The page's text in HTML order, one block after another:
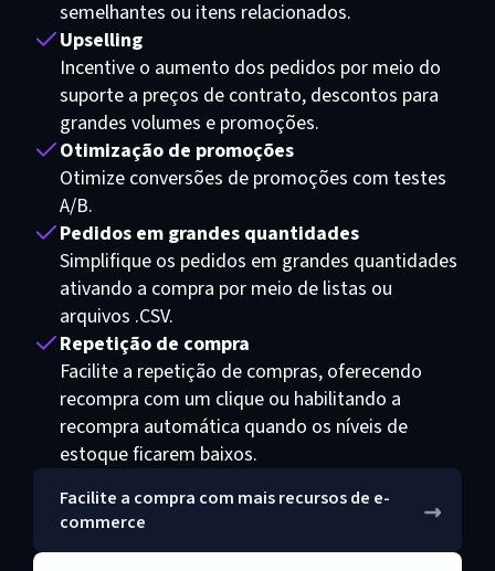
semelhantes ou itens relacionados.
Upselling
Incentive o aumento dos pedidos por meio do
suporte a preços de contrato, descontos para
grandes volumes e promoções.
Otimização de promoções
Otimize conversões de promoções com testes
A/B.
Pedidos em grandes quantidades
Simplifique os pedidos em grandes quantidades
ativando a compra por meio de listas ou
arquivos .CSV.
Repetição de compra
Facilite a repetição de compras, oferecendo
recompra com um clique ou habilitando a
recompra automática quando os níveis de
estoque ficarem baixos.
Facilite a compra com mais recursos de e-
commerce